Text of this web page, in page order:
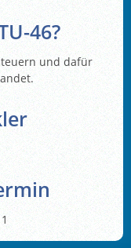
46?
und dafür